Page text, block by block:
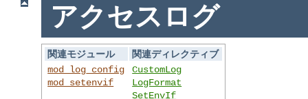
アクセスログ
関連モジュール
関連ディレクティブ
mod_log_config
mod_setenvif
CustomLog
LogFormat
SetEnvIf